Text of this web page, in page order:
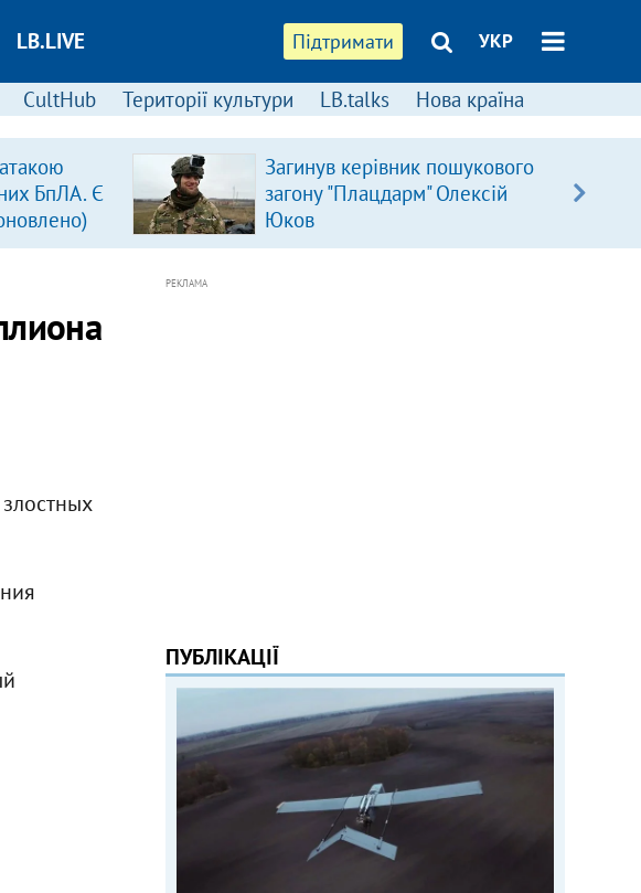
Підтримати УКР
LB.LIVE
CultHub Території культури LB.talks Нова країна
БпЛА. Є
Загинув керівник пошукового
загону "Плацдарм" Олексій
Юков
РЕКЛАМА
ПУБЛІКАЦІЇ